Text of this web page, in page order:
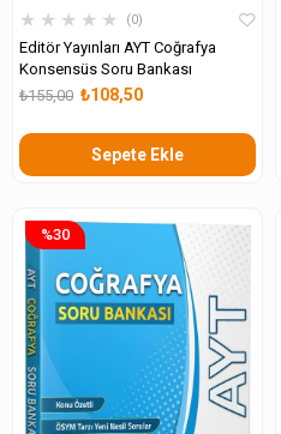
★ ★ ★ ★ ★ 0
Editör Yayınları AYT Coğrafya
Konsensüs Soru Bankası
₺108,50
₺155,00
Sepete Ekle
%30